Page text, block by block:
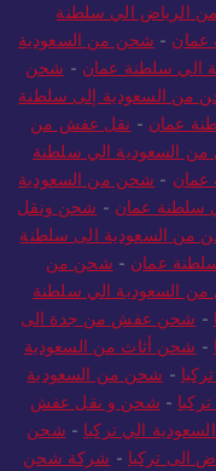
الرياض الي سلطنة
عمان - شحن من السعودية
الي سلطنة عمان - شحن
من السعودية إلى سلطنة
عمان - نقل عفش من
السعودية الي سلطنة
عمان - شحن من السعودية
سلطنة عمان - شحن ونقل
من السعودية الى سلطنة
عمان - شحن من
السعودية الي سلطنة
- شحن عفش من جدة الى
- شحن أثاث من السعودية
- شحن من السعودية
- شحن و نقل عفش
الي تركيا - شحن
الى تركيا - شركة شحن